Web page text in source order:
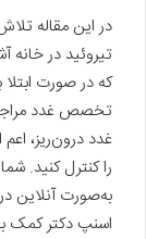
در این مقاله
تیروئید در خانه
که در صورت
تخصص غدد
غدد درون‌ریز،
را کنترل کنید.
به‌صورت آنلاین
اسنپ دکتر کمک